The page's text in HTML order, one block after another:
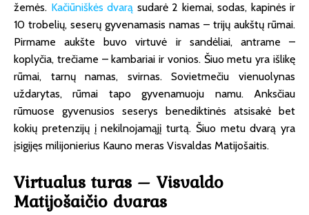
žemės. Kačiūniškės dvarą sudarė 2 kiemai, sodas, kapinės ir
10 trobelių, seserų gyvenamasis namas – trijų aukštų rūmai.
Pirmame aukšte buvo virtuvė ir sandėliai, antrame –
koplyčia, trečiame – kambariai ir vonios. Šiuo metu yra išlikę
rūmai, tarnų namas, svirnas. Sovietmečiu vienuolynas
uždarytas, rūmai tapo gyvenamuoju namu. Anksčiau
rūmuose gyvenusios seserys benediktinės atsisakė bet
kokių pretenzijų į nekilnojamąjį turtą. Šiuo metu dvarą yra
įsigijęs milijonierius Kauno meras Visvaldas Matijošaitis.
Virtualus turas – Visvaldo
Matijošaičio dvaras